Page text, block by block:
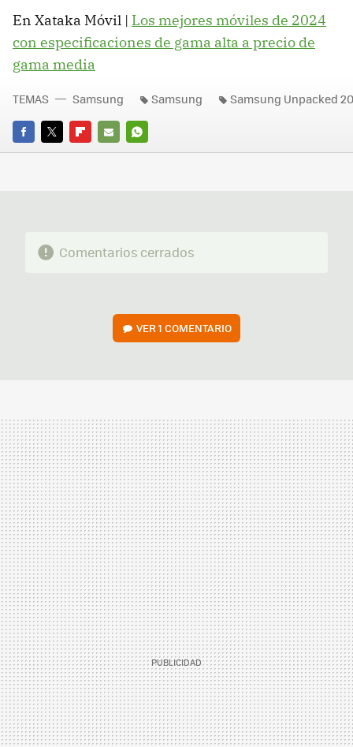
En Xataka Móvil | Los mejores móviles de 2024
con especificaciones de gama alta a precio de
gama media
FACEBOOK
TWITTERFLIPBOARD
E-
WHATSAPP
TEMAS Samsung Samsung Samsung Unpacked
Comentarios cerrados
VER1 COMENTARIO